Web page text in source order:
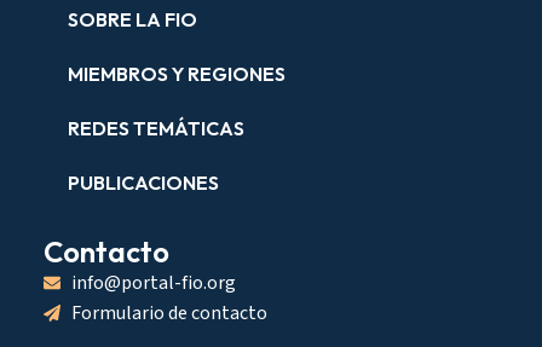
SOBRE LA FIO
MIEMBROS Y REGIONES
REDES TEMÁTICAS
PUBLICACIONES
Contacto
info@portal-fio.org
Formulario de contacto